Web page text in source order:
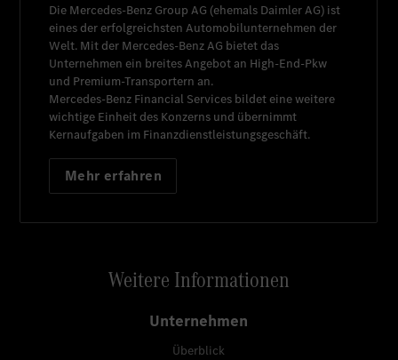
Die Mercedes-Benz Group AG (ehemals Daimler AG) ist
eines der erfolgreichsten Automobilunternehmen der
Welt. Mit der Mercedes-Benz AG bietet das
Unternehmen ein breites Angebot an High-End-Pkw
und Premium-Transportern an.
Mercedes-Benz Financial Services bildet eine weitere
wichtige Einheit des Konzerns und übernimmt
Kernaufgaben im Finanzdienstleistungsgeschäft.
Mehr erfahren
Weitere Informationen
Unternehmen
Überblick